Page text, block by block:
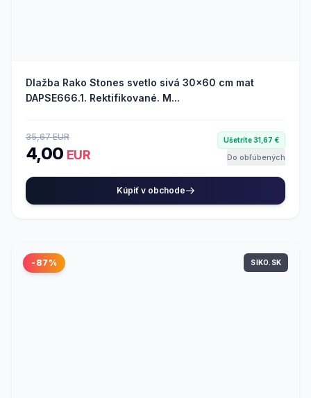
Dlažba Rako Stones svetlo sivá 30x60 cm mat
DAPSE666.1. Rektifikované. M...
35,67 EUR
4,00 EUR
Ušetríte 31,67 €
Do obľúbených
Kúpiť v obchode
-87% SIKO.SK